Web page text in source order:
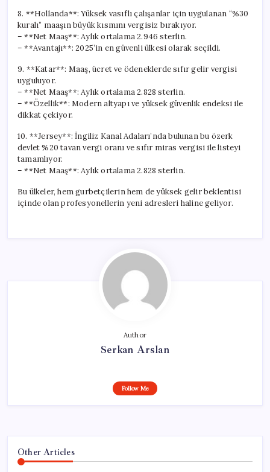
8. **Hollanda**: Yüksek vasıflı çalışanlar için uygulanan “%30
kuralı” maaşın büyük kısmını vergisiz bırakıyor.
– **Net Maaş**: Aylık ortalama 2.946 sterlin.
– **Avantajı**: 2025’in en güvenli ülkesi olarak seçildi.
9. **Katar**: Maaş, ücret ve ödeneklerde sıfır gelir vergisi
uyguluyor.
– **Net Maaş**: Aylık ortalama 2.828 sterlin.
– **Özellik**: Modern altyapı ve yüksek güvenlik endeksi ile
dikkat çekiyor.
10. **Jersey**: İngiliz Kanal Adaları’nda bulunan bu özerk
devlet %20 tavan vergi oranı ve sıfır miras vergisi ile listeyi
tamamlıyor.
– **Net Maaş**: Aylık ortalama 2.828 sterlin.
Bu ülkeler, hem gurbetçilerin hem de yüksek gelir beklentisi
içinde olan profesyonellerin yeni adresleri haline geliyor.
Author
Serkan Arslan
Follow Me
Other Articles